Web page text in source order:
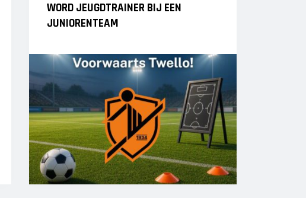
WORD JEUGDTRAINER BIJ EEN
JUNIORENTEAM